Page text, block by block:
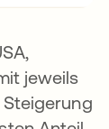
jeweils